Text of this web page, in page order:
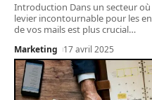
Introduction Dans un secteur
levier incontournable pour les
de vos mails est plus crucial…
Marketing 17 avril 2025